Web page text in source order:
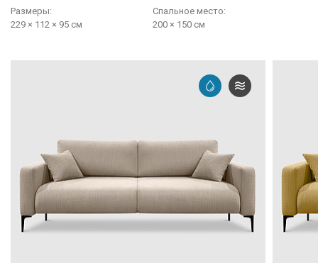
Размеры:
229 × 112 × 95 см
Cпальное место:
200 × 150 см